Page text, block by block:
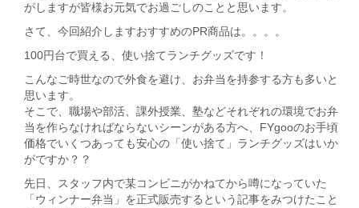
がしますが皆様お元気でお過ごしのことと思います。
さて、今回紹介しますおすすめのPR商品は。。。。
100円台で買える、使い捨てランチグッズです！
こんなご時世なので外食を避け、お弁当を持参する方も多いと
思います。
そこで、職場や部活、課外授業、塾などそれぞれの環境でお弁
当を作らなければならないシーンがある方へ、FYgooのお手頃
価格でいくつあっても安心の「使い捨て」ランチグッズはいか
がですか？？
先日、スタッフ内で某コンビニがかねてから噂になっていた
「ウィンナー弁当」を正式販売するという記事をみつけたこと